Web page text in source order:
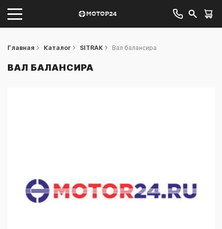
Главная Каталог SITRAK Вал балансира
ВАЛ БАЛАНСИРА